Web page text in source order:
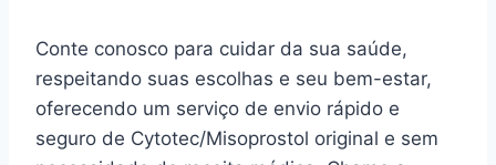
Conte conosco para cuidar da sua saúde,
respeitando suas escolhas e seu bem-estar,
oferecendo um serviço de envio rápido e
seguro de Cytotec/Misoprostol original e sem